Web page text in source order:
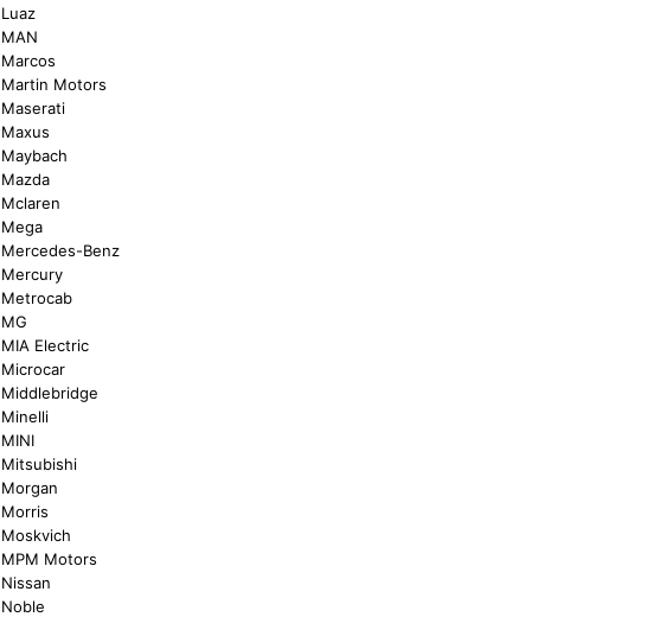
Luaz
MAN
Marcos
Martin Motors
Maserati
Maxus
Maybach
Mazda
Mclaren
Mega
Mercedes-Benz
Mercury
Metrocab
MG
MIA Electric
Microcar
Middlebridge
Minelli
MINI
Mitsubishi
Morgan
Morris
Moskvich
MPM Motors
Nissan
Noble